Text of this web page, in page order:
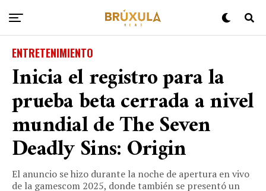
ENTRETENIMIENTO
Inicia el registro para la
prueba beta cerrada a nivel
mundial de The Seven
Deadly Sins: Origin
El anuncio se hizo durante la noche de apertura en vivo
de la gamescom 2025, donde también se presentó un